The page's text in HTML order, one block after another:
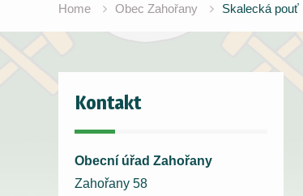
Home Obec Zahořany Skalecká pouť
Kontakt
Obecní úřad Zahořany
Zahořany 58